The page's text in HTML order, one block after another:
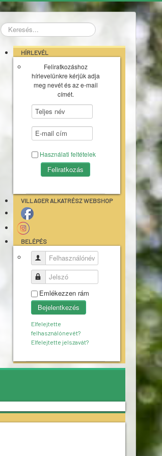
Keresés...
HÍRLEVÉL
Feliratkozáshoz
hírlevelünkre kérjük adja
meg nevét és az e-mail
címét.
Használati feltételek
VILLAGER ALKATRÉSZ WEBSHOP
BELÉPÉS
Felhasználónév
Jelszó
Emlékezzen rám
Bejelentkezés
Elfelejtette
felhasználónevét?
Elfelejtette jelszavát?